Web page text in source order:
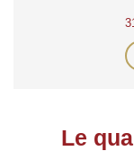
Le